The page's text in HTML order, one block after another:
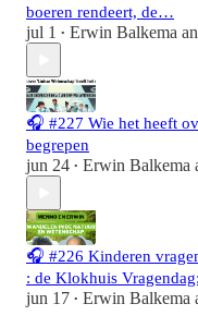
boeren rendeert, de…
jul 1 • Erwin Balkema
🎧 #227 Wie het heeft
begrepen
jun 24 • Erwin Balkema
🎧 #226 Kinderen
: de Klokhuis Vragendag:
jun 17 • Erwin Balkema